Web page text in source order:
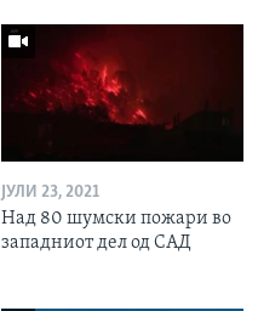
ЈУЛИ 23, 2021
Над 80 шумски пожари во
западниот дел од САД